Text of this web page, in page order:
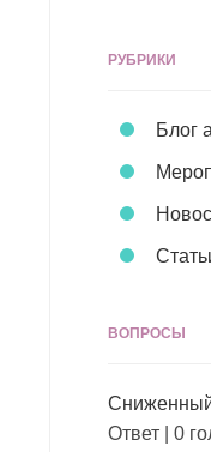
РУБРИКИ
Блог
ВОПРОСЫ
Сниженный
Ответ
0